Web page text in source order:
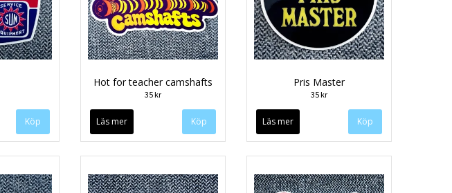
Hot for teacher camshafts
35 kr
Läs mer
Pris Master
35 kr
Läs mer